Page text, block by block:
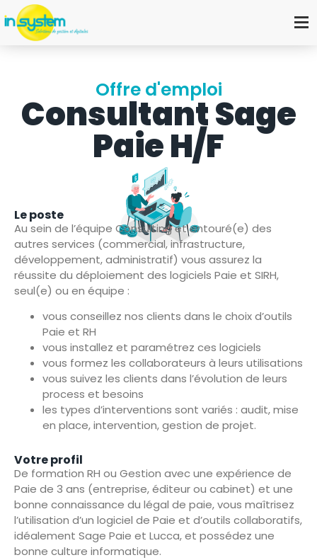
Offre d'emploi
Consultant Sage
Paie H/F
Le poste
Au sein de l’équipe Consulting et entouré(e) des
autres services (commercial, infrastructure,
développement, administratif) vous assurez la
réussite du déploiement des logiciels Paie et SIRH,
seul(e) ou en équipe :
vous conseillez nos clients dans le choix d’outils
Paie et RH
vous installez et paramétrez ces logiciels
vous formez les collaborateurs à leurs utilisations
vous suivez les clients dans l’évolution de leurs
process et besoins
les types d’interventions sont variés : audit, mise
en place, intervention, gestion de projet.
Votre profil
De formation RH ou Gestion avec une expérience de
Paie de 3 ans (entreprise, éditeur ou cabinet) et une
bonne connaissance du légal de paie, vous maîtrisez
l’utilisation d’un logiciel de Paie et d’outils collaboratifs,
idéalement Sage Paie et Lucca, et possédez une
bonne culture informatique.